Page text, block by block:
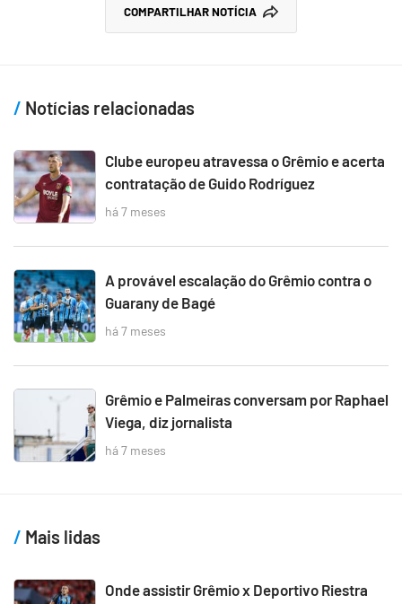
COMPARTILHAR NOTÍCIA
Notícias relacionadas
Clube europeu atravessa o Grêmio e acerta
contratação de Guido Rodríguez
há 7 meses
A provável escalação do Grêmio contra o
Guarany de Bagé
há 7 meses
Grêmio e Palmeiras conversam por Raphael
Viega, diz jornalista
há 7 meses
Mais lidas
Onde assistir Grêmio x Deportivo Riestra